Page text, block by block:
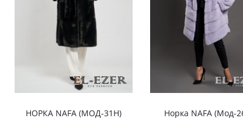
НОРКА NAFA (МОД-31Н) Норка NAFA (Мод-